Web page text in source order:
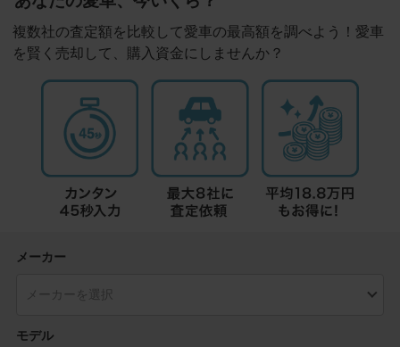
複数社の査定額を比較して愛車の最高額を調べよう！愛車
を賢く売却して、購入資金にしませんか？
メーカー
モデル